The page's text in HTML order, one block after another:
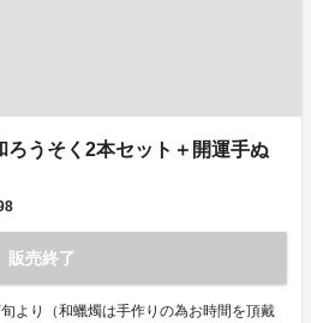
ろうそく2本セット＋開運手ぬ
販売終了
より（和蠟燭は手作りの為お時間を頂戴